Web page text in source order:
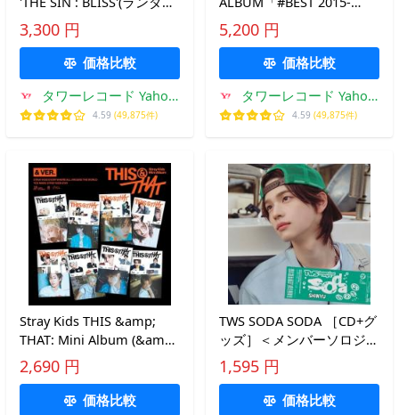
バージョン) CD ※特典あり
3,300 円
価格比較
タワーレコード Yahoo!
店
4.59 (49,875件)
2025」＜通常盤＞ CD ※特
典あり
5,200 円
価格比較
タワーレコード Yahoo!
店
4.59 (49,875件)
Stray Kids THIS &amp;
THAT: Mini Album (&amp;
VER.)(ランダムバージョン)
［8cm CD］ CD ※特典あ
2,690 円
価格比較
TWS SODA SODA ［CD+グ
ッズ］＜メンバーソロジャ
ケット盤 / SHINYU＞
12cmCD Single ※特典あり
1,595 円
価格比較